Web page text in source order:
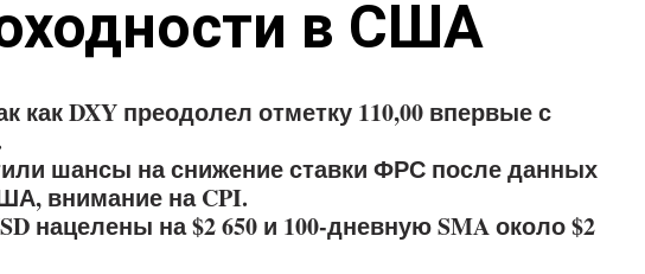
в США
как DXY преодолел отметку 110,00 впервые с
шансы на снижение ставки ФРС после данных
внимание на CPI.
нацелены на $2 650 и 100-дневную SMA около $2